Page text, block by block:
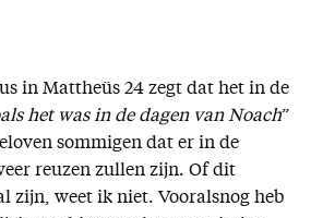
in Mattheüs 24 zegt dat het in de
het was in de dagen van Noach”
sommigen dat er in de
reuzen zullen zijn. Of dit
zijn, weet ik niet. Vooralsnog heb